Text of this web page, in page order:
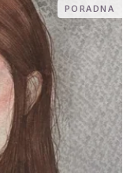
PORADNA